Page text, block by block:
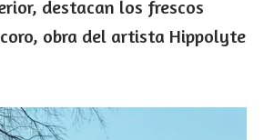
destacan los frescos
obra del artista Hippolyte